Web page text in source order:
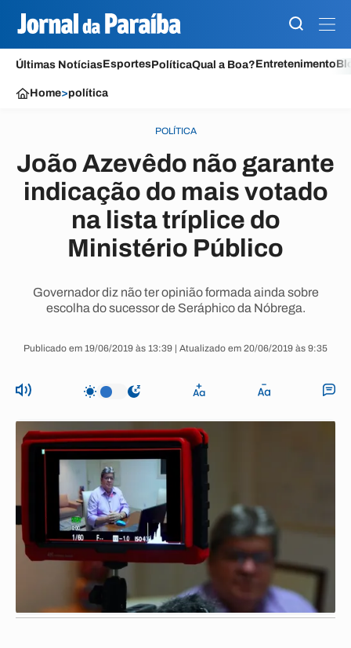
Últimas NotíciasEsportesPolíticaQual a Boa?Entretenimento
Home>política
POLÍTICA
João Azevêdo não garante
indicação do mais votado
na lista tríplice do
Ministério Público
Governador diz não ter opinião formada ainda sobre
escolha do sucessor de Seráphico da Nóbrega.
Publicado em 19/06/2019 às 13:39 | Atualizado em 20/06/2019 às 9:35